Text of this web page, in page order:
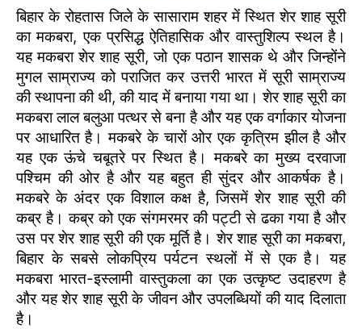
बिहार के रोहतास जिले के सासाराम शहर में स्थित शेर शाह सूरी
का मकबरा, एक प्रसिद्ध ऐतिहासिक और वास्तुशिल्प स्थल है।
यह मकबरा शेर शाह सूरी, जो एक पठान शासक थे और जिन्होंने
मुगल साम्राज्य को पराजित कर उत्तरी भारत में सूरी साम्राज्य
की स्थापना की थी, की याद में बनाया गया था। शेर शाह सूरी का
मकबरा लाल बलुआ पत्थर से बना है और यह एक वर्गाकार योजना
पर आधारित है। मकबरे के चारों ओर एक कृत्रिम झील है और
यह एक ऊंचे चबूतरे पर स्थित है। मकबरे का मुख्य दरवाजा
पश्चिम की ओर है और यह बहुत ही सुंदर और आकर्षक है।
मकबरे के अंदर एक विशाल कक्ष है, जिसमें शेर शाह सूरी की
कब्र है। कब्र को एक संगमरमर की पट्टी से ढका गया है और
उस पर शेर शाह सूरी की एक मूर्ति है। शेर शाह सूरी का मकबरा,
बिहार के सबसे लोकप्रिय पर्यटन स्थलों में से एक है। यह
मकबरा भारत-इस्लामी वास्तुकला का एक उत्कृष्ट उदाहरण है
और यह शेर शाह सूरी के जीवन और उपलब्धियों की याद दिलाता
है।